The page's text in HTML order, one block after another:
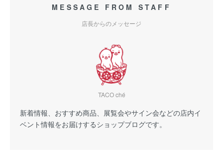
MESSAGE FROM STAFF
店長からのメッセージ
TACO ché
新着情報、おすすめ商品、展覧会やサイン会などの店内イ
ベント情報をお届けするショップブログです。